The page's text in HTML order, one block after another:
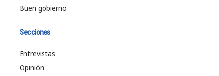
Buen gobierno
Secciones
Entrevistas
Opinión